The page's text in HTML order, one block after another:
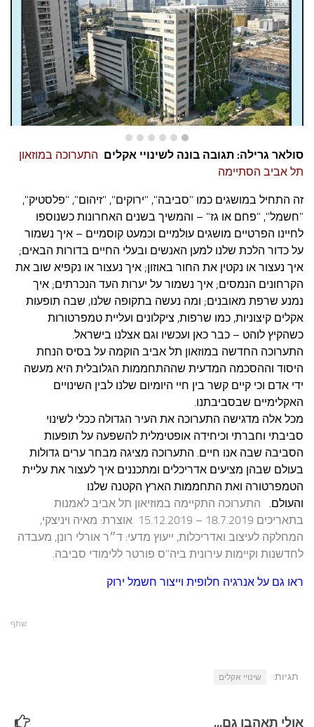
עצות סבתא
סבתא מספרת
נווה הבלוגים
קשר משפחתי
פינת הנכד
כתבו אלינו
סולאר גרילה: תגובה בונה לשינויי אקלים התערוכה במוזאון
תל אביב הסתיימה
זה התחיל במושגים כמו "סביבה", "ירוקים", "זיהום", "פלסטיק",
"חשמל", "פחם או גז" – והמשיך בשנים האחרונות כשנוספו
לחיינו הפרטיים מושגים עולמיים וכמעט קוסמיים – איך נשמור
על כדור הלכת שלנו למען האנשים ובעלי החיים בדורות הבאים;
איך נעצור או נקטין את החור באוזון; איך נעצור או נקפיא שוב את
הקרחונים הנמסים; איך נשמור על יערות העד הנכרתים; איך
נמנע שרפת מאובנים; ומה נעשה בתקופה שלנו, שבה תופעות
אקלים קיצוניות, כמו שרפות, ציקלונים ועליית טמפרטורות
כשהקיץ לוהט – כבר כאן ועכשיו וגם אצלנו בישראל.
התערוכה החדשה במוזאון תל אביב הוקמה על בסיס הנחת
היסוד וההסכמה המדעית שההתחממות הגלובלית היא מעשה
ידי אדם וכי קיים קשר בין חיי היומיום שלנו לבין השינויים
האקלימיים שבסביבתנו.
מכל אלה מדגישה התערוכה את העיר הגדולה ככלי לשינוי
סביבתי וחברתי וכיחידה אופטימלית להשפעה על תופעות
הסביבה שבה אנו חיים. התערוכה מציגה מבחר ערים גדולות
בעולם שבהן מציעים אדריכלים ומתכננים איך לעצור את עליית
הטמפרטורה ואת התחממות הארץ הקטנה שלנו
והעולם. התערוכה התקיימה במוזיאון תל אביב לאמנות
בתאריכים 18.7.2019 – 15.12.2019 אוצרת: מאיה ויניצקי,
המחלקה לעיצוב ואדריכלות, ייעוץ מדעי: ד״ר אורלי רונן, מעבדה
לחדשנות וקיימות עירונית ביה"ס פורטר ללימודי סביבה.
ראו גם על אנרגיה חלופית וייצור חשמל ירוק
תגיות: שינויי אקלים
אולי תאהבו גם...